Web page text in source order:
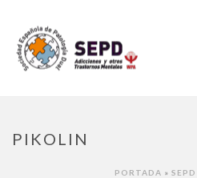
PIKOLIN
PORTADA » SEPD